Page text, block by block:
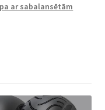
ar sabalansētām